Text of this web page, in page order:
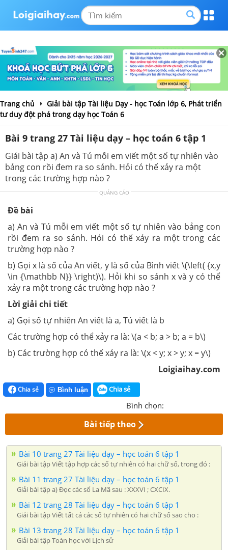
Trang chủ
Giải bài tập Tài liệu Dạy - học Toán lớp 6, Phát triển
tư duy đột phá trong dạy học Toán 6
Bài 9 trang 27 Tài liệu dạy – học toán 6 tập 1
Giải bài tập a) An và Tú mỗi em viết một số tự nhiên vào
bảng con rồi đem ra so sánh. Hỏi có thể xảy ra một
trong các trường hợp nào ?
QUẢNG CÁO
Đề bài
a) An và Tú mỗi em viết một số tự nhiên vào bảng con
rồi đem ra so sánh. Hỏi có thể xảy ra một trong các
trường hợp nào ?
b) Gọi x là số của An viết, y là số của Bình viết \(\left( {x,y
\in {\mathbb N}} \right)\). Hỏi khi so sánh x và y có thể
xảy ra một trong các trường hợp nào ?
Lời giải chi tiết
a) Gọi số tự nhiên An viết là a, Tú viết là b
Các trường hợp có thể xảy ra là: \(a < b; a > b; a = b\)
b) Các trường hợp có thể xảy ra là: \(x < y; x > y; x = y\)
Loigiaihay.com
Chia sẻ Bình luận Chia sẻ
Bình chọn:
Bài tiếp theo
Bài 10 trang 27 Tài liệu dạy – học toán 6 tập 1
Giải bài tập Viết tập hợp các số tự nhiên có hai chữ số, trong đó :
Bài 11 trang 27 Tài liệu dạy – học toán 6 tập 1
Giải bài tập a) Đọc các số La Mã sau : XXXVI ; CXCIX.
Bài 12 trang 28 Tài liệu dạy – học toán 6 tập 1
Giải bài tập Viết tất cả các số tự nhiên có hai chữ số sao cho :
Bài 13 trang 28 Tài liệu dạy – học toán 6 tập 1
Giải bài tập Toàn học với Lịch sử